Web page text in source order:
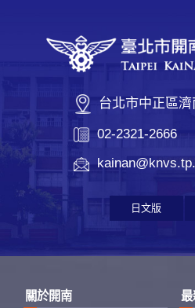
台北市中正區
02-2321-2666
日文版
關於開南